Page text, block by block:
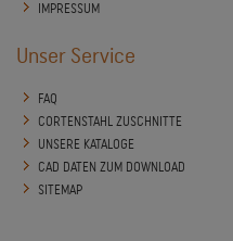
IMPRESSUM
Unser Service
FAQ
CORTENSTAHL ZUSCHNITTE
UNSERE KATALOGE
CAD DATEN ZUM DOWNLOAD
SITEMAP